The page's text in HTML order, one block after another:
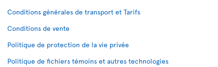
Conditions générales de transport et Tarifs
Conditions de vente
Politique de protection de la vie privée
Politique de fichiers témoins et autres technologies